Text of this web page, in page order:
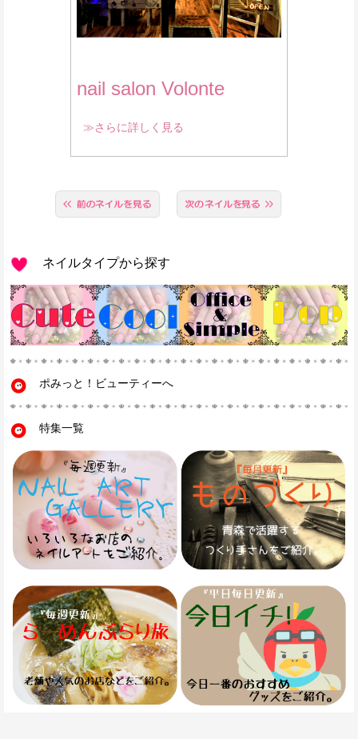
nail salon Volonte
≫さらに詳しく見る
ネイルタイプから探す
ポみっと！ビューティーへ
特集一覧